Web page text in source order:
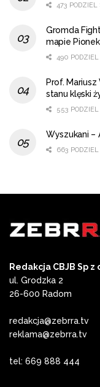
473 PODZIEL
Gromda
mapie
490 PODZIEL
Prof.
stanu klęski
553 PODZIEL
Wyszukani –
663 PODZIEL
Redakcja CBJB Sp z
ul. Grodzka 2
26-600 Radom
redakcja@zebrra.tv
reklama@zebrra.tv
tel: 669 888 444